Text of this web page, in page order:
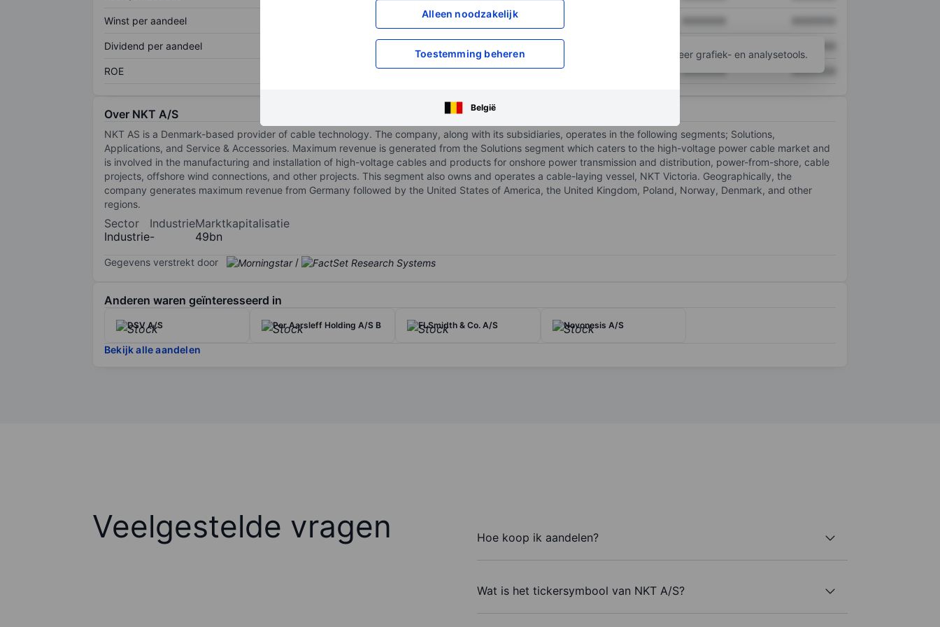
Alleen noodzakelijk
Toestemming beheren
België
Winst per aandeel XXXXXXX
Dividend per aandeel
ROE XXXXXXX XXXXXXX XXXXXXX
Open een rekening om toegang te krijgen tot meer grafiek- en analysetools.
Over NKT A/S
NKT AS is a Denmark-based provider of cable technology. The company, along with its subsidiaries, operates in the following segments; Solutions,
Applications, and Service & Accessories. Maximum revenue is generated from the Solutions segment which caters to the high-voltage power cable market and
is involved in the manufacturing and installation of high-voltage cables and products for onshore power transmission and distribution, power-from-shore, cable
projects, offshore wind connections, and other projects. This segment also owns and operates a cable-laying vessel, NKT Victoria. Geographically, the
company generates maximum revenue from Germany followed by the United States of America, the United Kingdom, Poland, Norway, Denmark, and other
regions.
Sector
Industrie
Industrie
-
Marktkapitalisatie
49bn
Gegevens verstrekt door /
Anderen waren geïnteresseerd in
DSV A/S Per Aarsleff Holding A/S B FLSmidth & Co. A/S Novonesis A/S
Bekijk alle aandelen
Veelgestelde vragen Hoe koop ik aandelen?
Wat is het tickersymbool van NKT A/S?